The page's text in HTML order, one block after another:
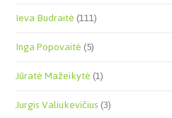
Ieva Budraitė(111)
Inga Popovaitė(5)
Jūratė Mažeikytė(1)
Jurgis Valiukevičius(3)